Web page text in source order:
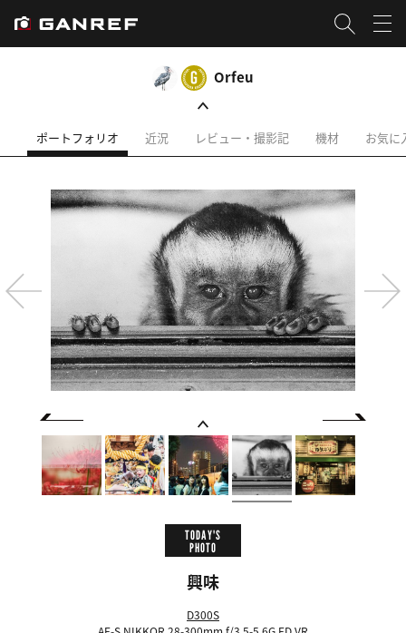
Orfeu
ポートフォリオ 近況 レビュー・撮影記 機材 お気に
TODAY'S
PHOTO
興味
D300S